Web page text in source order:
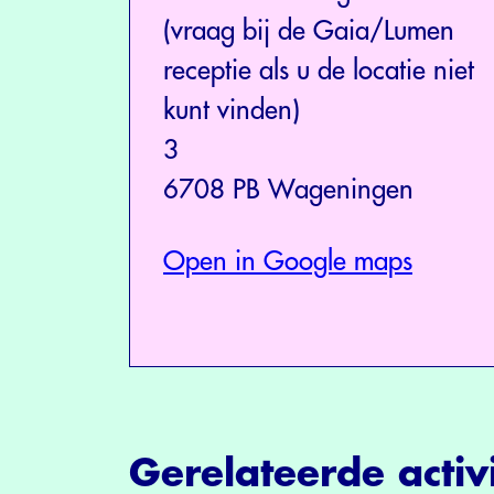
(vraag bij de Gaia/Lumen
receptie als u de locatie niet
kunt vinden)
3
6708 PB Wageningen
Open in Google maps
Gerelateerde